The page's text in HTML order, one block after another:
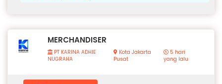
MERCHANDISER
PT KARINA ADHIE
NUGRAHA
Kota Jakarta
Pusat
5 hari
yang lalu